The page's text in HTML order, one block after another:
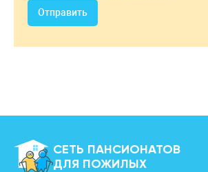
Отправить
СЕТЬ ПАНСИОНАТОВ
ДЛЯ ПОЖИЛЫХ